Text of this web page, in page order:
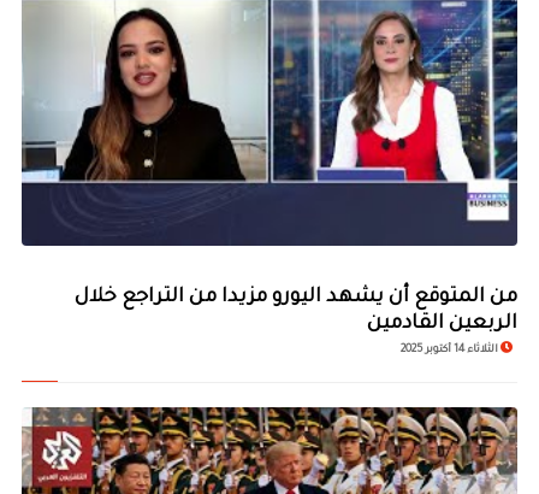
من المتوقع أن يشهد اليورو مزيدا من التراجع خلال
الربعين القادمين
الثلاثاء 14 أكتوبر 2025